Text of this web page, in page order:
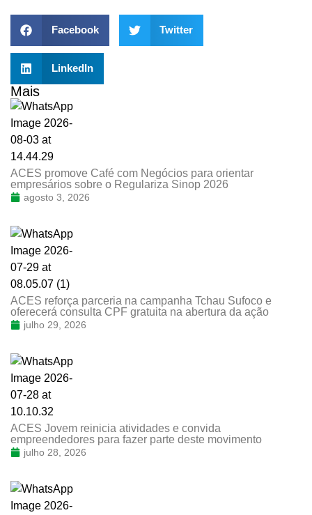
Facebook Twitter
LinkedIn
Mais
ACES promove Café com Negócios para orientar
empresários sobre o Regulariza Sinop 2026
agosto 3, 2026
ACES reforça parceria na campanha Tchau Sufoco e
oferecerá consulta CPF gratuita na abertura da ação
julho 29, 2026
ACES Jovem reinicia atividades e convida
empreendedores para fazer parte deste movimento
julho 28, 2026